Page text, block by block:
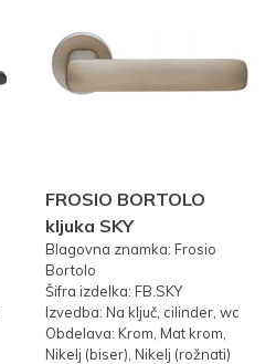
FROSIO BORTOLO
kljuka SKY
Blagovna znamka: Frosio
Bortolo
Šifra izdelka: FB.SKY
Izvedba: Na ključ, cilinder, wc
Obdelava: Krom, Mat krom,
Nikelj (biser), Nikelj (rožnati)